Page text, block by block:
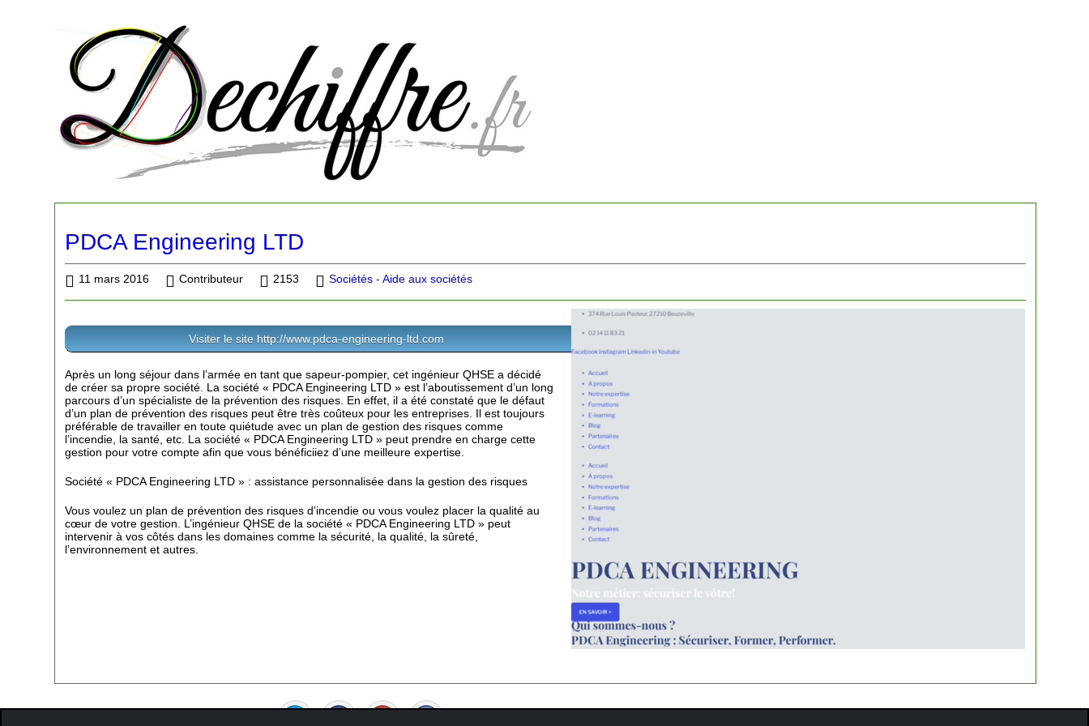
PDCA Engineering LTD
11 mars 2016 Contributeur 2153 Sociétés - Aide aux sociétés
Visiter le site http://www.pdca-engineering-ltd.com
Après un long séjour dans l’armée en tant que sapeur-pompier, cet ingénieur QHSE a décidé
de créer sa propre société. La société « PDCA Engineering LTD » est l’aboutissement d’un long
parcours d’un spécialiste de la prévention des risques. En effet, il a été constaté que le défaut
d’un plan de prévention des risques peut être très coûteux pour les entreprises. Il est toujours
préférable de travailler en toute quiétude avec un plan de gestion des risques comme
l’incendie, la santé, etc. La société « PDCA Engineering LTD » peut prendre en charge cette
gestion pour votre compte afin que vous bénéficiiez d’une meilleure expertise.
Société « PDCA Engineering LTD » : assistance personnalisée dans la gestion des risques
Vous voulez un plan de prévention des risques d’incendie ou vous voulez placer la qualité au
cœur de votre gestion. L’ingénieur QHSE de la société « PDCA Engineering LTD » peut
intervenir à vos côtés dans les domaines comme la sécurité, la qualité, la sûreté,
l’environnement et autres.